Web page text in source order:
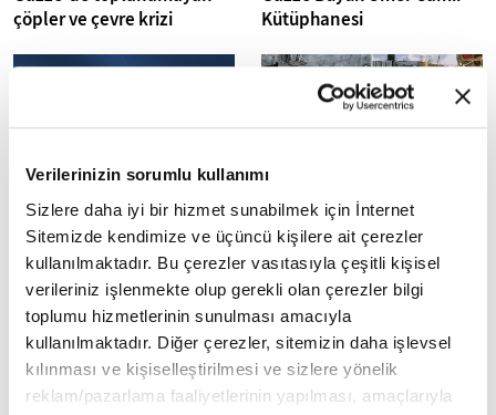
Verilerinizin sorumlu kullanımı
Sizlere daha iyi bir hizmet sunabilmek için İnternet
Sitemizde kendimize ve üçüncü kişilere ait çerezler
kullanılmaktadır. Bu çerezler vasıtasıyla çeşitli kişisel
verileriniz işlenmekte olup gerekli olan çerezler bilgi
toplumu hizmetlerinin sunulması amacıyla
kullanılmaktadır. Diğer çerezler, sitemizin daha işlevsel
kılınması ve kişiselleştirilmesi ve sizlere yönelik
reklam/pazarlama faaliyetlerinin yapılması, amaçlarıyla
çöpler ve çevre krizi
Kütüphanesi
Sümeyye Erdoğan
Bayraktar: "Uluslararası
feminist hareketler, Gazze
ve Suriye'de kadınların
yaşadığı insani drama
sessiz kaldı!"
Acılara kurulan Gazze iftar
sofraları